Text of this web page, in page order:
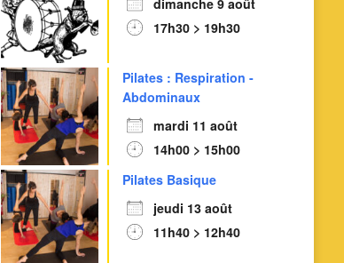
17h30 > 19h30
Pilates : Respiration -
Abdominaux
mardi 11 août
14h00 > 15h00
Pilates Basique
jeudi 13 août
11h40 > 12h40